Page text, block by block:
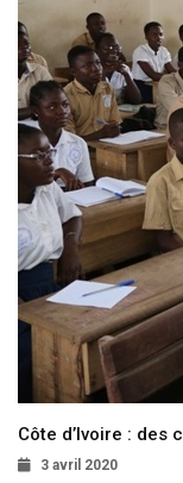
Côte d’Ivoire :
3 avril 2020